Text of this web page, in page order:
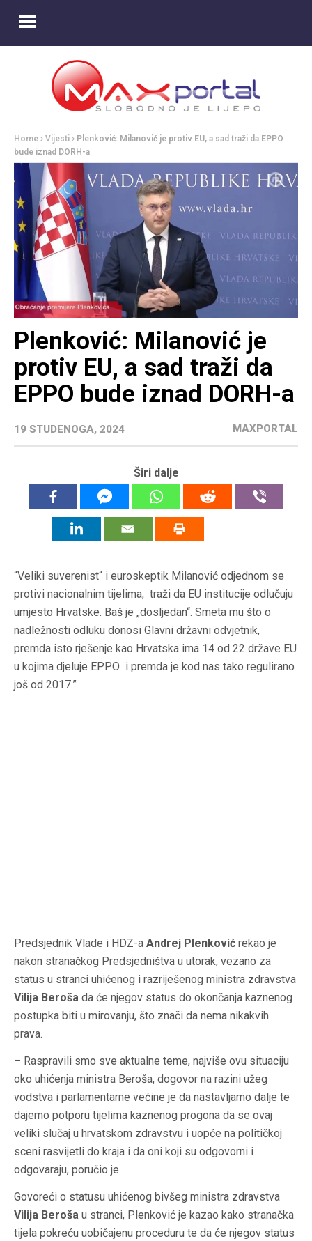
Home Vijesti
Plenković: Milanović je protiv EU, a sad traži da EPPO
bude iznad DORH-a
Plenković: Milanović je
protiv EU, a sad traži da
EPPO bude iznad DORH-a
19 STUDENOGA, 2024 MAXPORTAL
Širi dalje
“Veliki suverenist“ i euroskeptik Milanović odjednom se
protivi nacionalnim tijelima, traži da EU institucije odlučuju
umjesto Hrvatske. Baš je „dosljedan“. Smeta mu što o
nadležnosti odluku donosi Glavni državni odvjetnik,
premda isto rješenje kao Hrvatska ima 14 od 22 države EU
u kojima djeluje EPPO i premda je kod nas tako regulirano
još od 2017.”
Predsjednik Vlade i HDZ-a Andrej Plenković rekao je
nakon stranačkog Predsjedništva u utorak, vezano za
status u stranci uhićenog i razriješenog ministra zdravstva
Vilija Beroša da će njegov status do okončanja kaznenog
postupka biti u mirovanju, što znači da nema nikakvih
prava.
– Raspravili smo sve aktualne teme, najviše ovu situaciju
oko uhićenja ministra Beroša, dogovor na razini užeg
vodstva i parlamentarne većine je da nastavljamo dalje te
dajemo potporu tijelima kaznenog progona da se ovaj
veliki slučaj u hrvatskom zdravstvu i uopće na političkoj
sceni rasvijetli do kraja i da oni koji su odgovorni i
odgovaraju, poručio je.
Govoreći o statusu uhićenog bivšeg ministra zdravstva
Vilija Beroša u stranci, Plenković je kazao kako stranačka
tijela pokreću uobičajenu proceduru te da će njegov status